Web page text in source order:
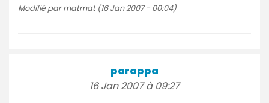
Modifié par matmat (16 Jan 2007 - 00:04)
parappa
16 Jan 2007 à 09:27